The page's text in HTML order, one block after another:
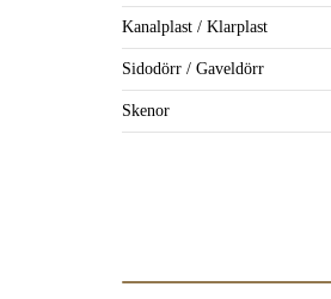
Kanalplast / Klarplast
Sidodörr / Gaveldörr
Skenor